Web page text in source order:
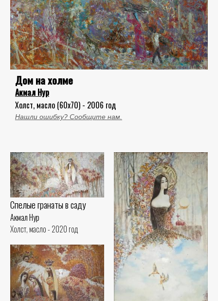
Дом на холме
Акмал Нур
Холст, масло (60x70) - 2006 год
Нашли ошибку? Сообщите нам.
Спелые гранаты в саду
Акмал Нур
Холст, масло - 2020 год